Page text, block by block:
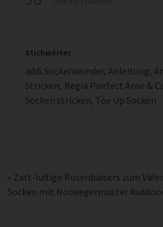
Stichwörter
addi Sockenwunder, Anleitung,
Stricken, Regia Pairfect Arne &
Socken stricken, Toe Up Socken
« Zart-luftige Rosenbaisers zum
Socken mit Norwegermuster